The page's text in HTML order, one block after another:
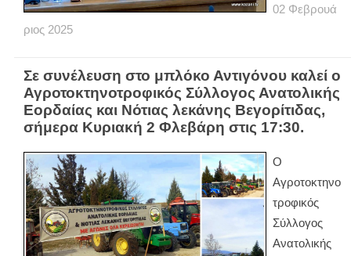
02 Φεβρουά
ριος 2025
Σε συνέλευση στο μπλόκο Αντιγόνου καλεί ο
Αγροτοκτηνοτροφικός Σύλλογος Ανατολικής
Εορδαίας και Νότιας λεκάνης Βεγορίτιδας,
σήμερα Κυριακή 2 Φλεβάρη στις 17:30.
Ο
Αγροτοκτηνο
τροφικός
Σύλλογος
Ανατολικής